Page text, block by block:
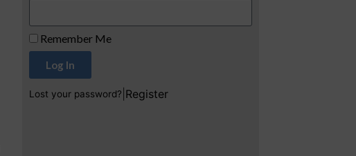
Remember Me
Log In
Lost your password? Register